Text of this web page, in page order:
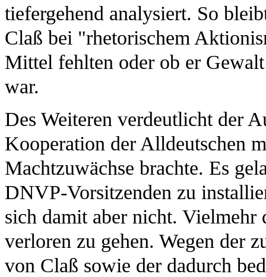
tiefergehend analysiert. So
Claß bei "rhetorischem
Mittel fehlten oder ob er
war.
Des Weiteren verdeutlicht der
Kooperation der Alldeutschen
Machtzuwächse brachte. Es
DNVP-Vorsitzenden zu
sich damit aber nicht. Vielmehr
verloren zu gehen. Wegen der
von Claß sowie der dadurch